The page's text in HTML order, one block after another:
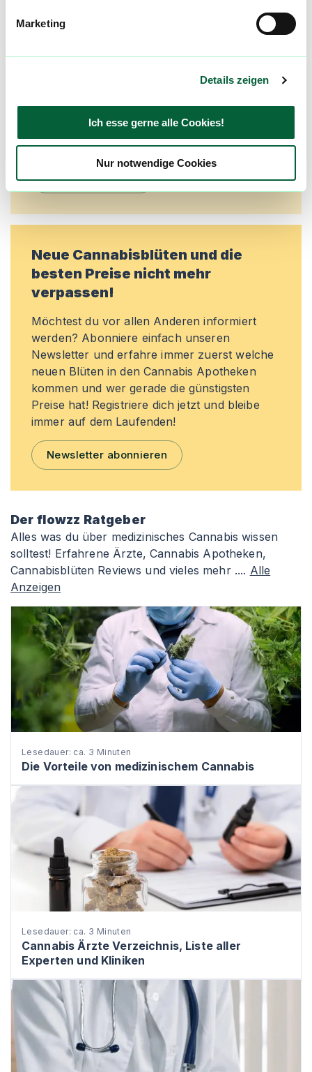
Marketing
Details zeigen
Ich esse gerne alle Cookies!
Nur notwendige Cookies
Community
und Bewertungen flowzz noch besser zu
Preisreduktionen informiert zu werden und
exklusive Angebote zu erhalten!
Jetzt registrieren
Neue Cannabisblüten und die
besten Preise nicht mehr
verpassen!
Möchtest du vor allen Anderen informiert
werden? Abonniere einfach unseren
Newsletter und erfahre immer zuerst welche
neuen Blüten in den Cannabis Apotheken
kommen und wer gerade die günstigsten
Preise hat! Registriere dich jetzt und bleibe
immer auf dem Laufenden!
Newsletter abonnieren
Der flowzz Ratgeber
Alles was du über medizinisches Cannabis wissen
solltest! Erfahrene Ärzte, Cannabis Apotheken,
Cannabisblüten Reviews und vieles mehr .... Alle
Anzeigen
Lesedauer: ca. 3 Minuten
Die Vorteile von medizinischem Cannabis
Lesedauer: ca. 3 Minuten
Cannabis Ärzte Verzeichnis, Liste aller
Experten und Kliniken